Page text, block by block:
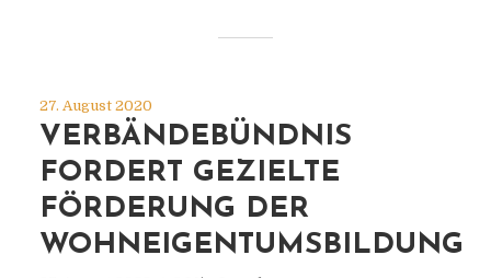
27. August 2020
VERBÄNDEBÜNDNIS
FORDERT GEZIELTE
FÖRDERUNG DER
WOHNEIGENTUMSBILDUNG